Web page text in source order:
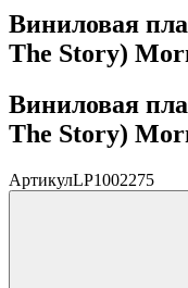
Виниловая
The Story)
Виниловая
The Story)
АртикулLP1002275